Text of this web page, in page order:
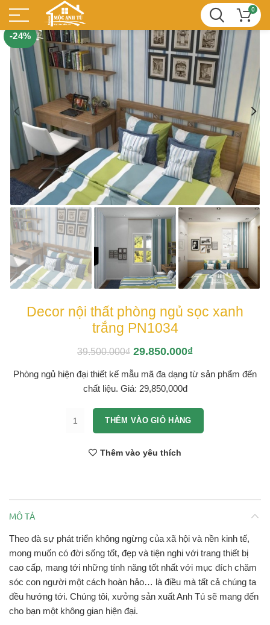
0
-24%
Decor nội thất phòng ngủ sọc xanh
trắng PN1034
39.500.000₫ 29.850.000₫
Phòng ngủ hiện đại thiết kế mẫu mã đa dạng từ sản phẩm đến
chất liệu. Giá: 29,850,000đ
Decor nội thất phòng ngủ sọc xanh trắng PN1034
THÊM VÀO GIỎ HÀNG
Thêm vào yêu thích
MÔ TẢ
Theo đà sự phát triển không ngừng của xã hội và nền kinh tế,
mong muốn có đời sống tốt, đẹp và tiện nghi với trang thiết bị
cao cấp, mang tới những tính năng tốt nhất với mục đích chăm
sóc con người một cách hoàn hảo… là điều mà tất cả chúng ta
đều hướng tới. Chúng tôi, xưởng sản xuất Anh Tú sẽ mang đến
cho bạn một không gian hiện đại.